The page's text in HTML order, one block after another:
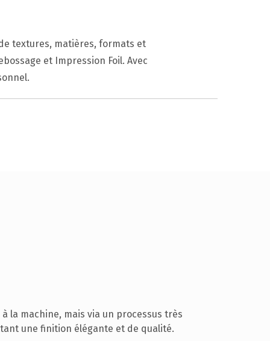
textures, matières, formats et
et Impression Foil. Avec
la machine, mais via un processus très
une finition élégante et de qualité.